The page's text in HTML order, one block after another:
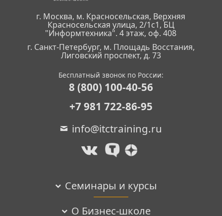
г. Москва, м. Красносельская, Верхняя
Красносельская улица, 2/1с1, БЦ
"Информтехника". 4 этаж, оф. 408
г. Санкт-Петербург, м. Площадь Восстания,
Лиговский проспект, д. 73
Бесплатный звонок по России:
8 (800) 100-40-56
+7 981 722-86-95
info@itctraining.ru
Семинары и курсы
О Бизнес-школе